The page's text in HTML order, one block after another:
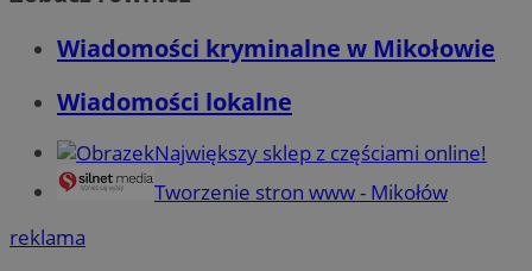
Wiadomości kryminalne w Mikołowie
Wiadomości lokalne
Największy sklep z częściami online!
Tworzenie stron www - Mikołów
reklama